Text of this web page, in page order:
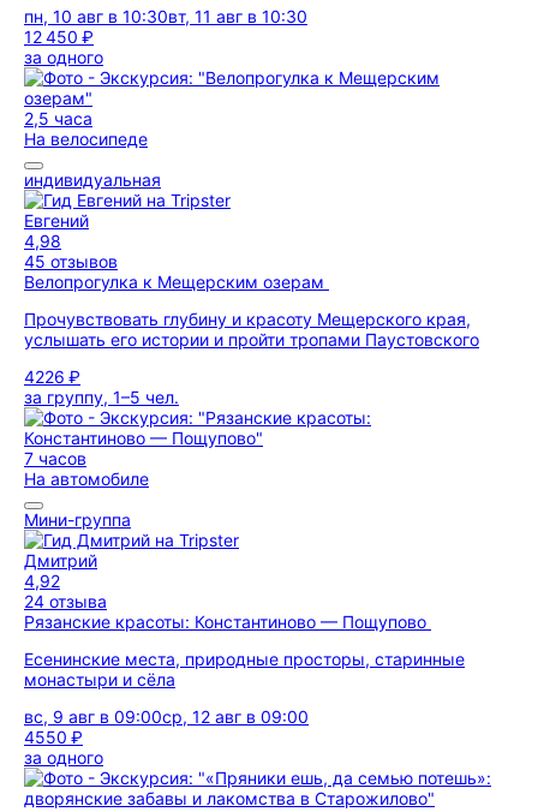
пн, 10 авг в 10:30вт, 11 авг в 10:30
12 450 ₽
за одного
2,5 часа
На велосипеде
индивидуальная
Евгений
4,98
45 отзывов
Велопрогулка к Мещерским озерам
Прочувствовать глубину и красоту Мещерского края,
услышать его истории и пройти тропами Паустовского
4226 ₽
за группу, 1–5 чел.
7 часов
На автомобиле
Мини-группа
Дмитрий
4,92
24 отзыва
Рязанские красоты: Константиново — Пощупово
Есенинские места, природные просторы, старинные
монастыри и сёла
вс, 9 авг в 09:00ср, 12 авг в 09:00
4550 ₽
за одного